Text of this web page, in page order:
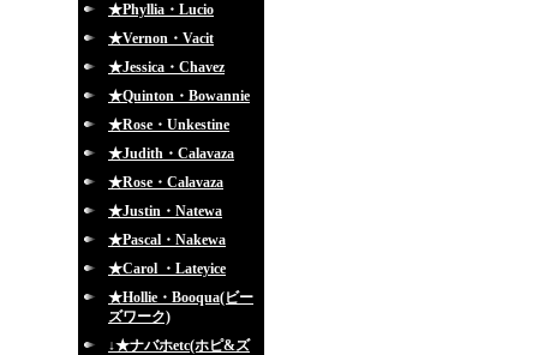
★Phyllia・Lucio
★Vernon・Vacit
★Jessica・Chavez
★Quinton・Bowannie
★Rose・Unkestine
★Judith・Calavaza
★Rose・Calavaza
★Justin・Natewa
★Pascal・Nakewa
★Carol ・Lateyice
★Hollie・Booqua(ビー
ズワーク)
↓★ナバホetc(ホピ&ズ